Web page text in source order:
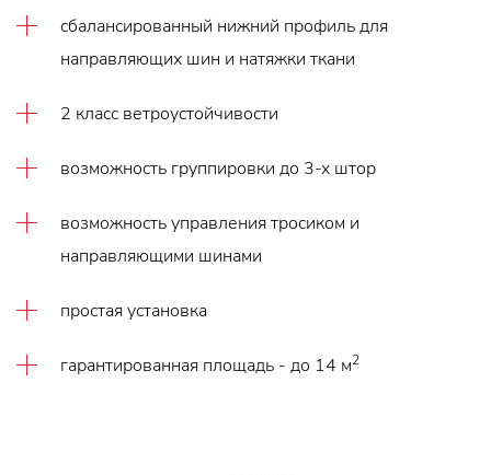
сбалансированный нижний профиль для
направляющих шин и натяжки ткани
2 класс ветроустойчивости
возможность группировки до 3-х штор
возможность управления тросиком и
направляющими шинами
простая установка
гарантированная площадь - до 14 м2